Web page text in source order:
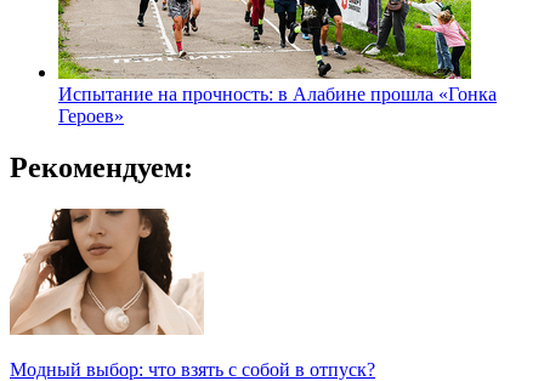
Испытание на прочность: в Алабине прошла «Гонка
Героев»
Рекомендуем:
Модный выбор: что взять с собой в отпуск?